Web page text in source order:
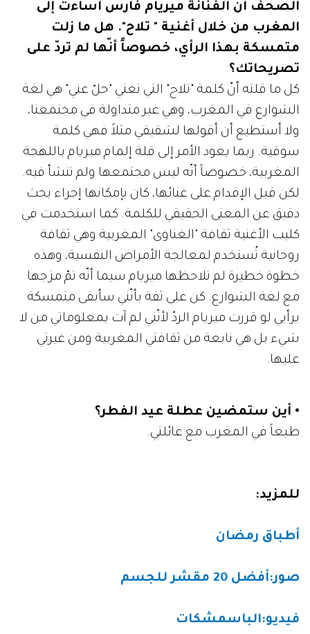
الصحف أنّ الفنانة ميريام فارس أساءت إلى
المغرب من خلال أغنية " تلاح". هل ما زلت
متمسكة بهذا الرأي، خصوصاً أنّها لم تردّ على
تصريحاتك؟
كل ما قلته أنّ كلمة "تلاح" التي تعني "حلّ عني" هي لغة
الشوارع في المغرب، وهي غير متداولة في مجتمعنا،
ولا أستطيع أن أقولها لشقيقي مثلاً فهي كلمة
سوقية. ربما يعود الأمر إلى قلة إلمام ميريام باللهجة
المغربية، خصوصاً أنّه ليس مجتمعها ولم تنشأ فيه.
لكن قبل الإقدام على غنائها، كان بإمكانها إجراء بحث
دقيق عن المعنى الحقيقي للكلمة. كما استخدمت في
كليب الأغنية ثقافة "الغناوى" المغربية وهي ثقافة
روحانية تُستخدم لمعالجة الأمراض النفسية، وهذه
خطوة خطيرة لم تلاحظها ميريام سيما أنّه تمّ مزجها
مع لغة الشوارع. كن على ثقة بأنّني سأبقى متمسكة
برأيي لو قررت ميريام الردّ لأنّني لم آت بمعلوماتي من لا
شيء بل هي نابعة من ثقافتي المغربية ومن غيرتي
عليها.
• أين ستمضين عطلة عيد الفطر؟
طبعاً في المغرب مع عائلتي.
للمزيد:
أطباق رمضان
صور:أفضل 20 مقشر للجسم
فيديو:الباسمشكات